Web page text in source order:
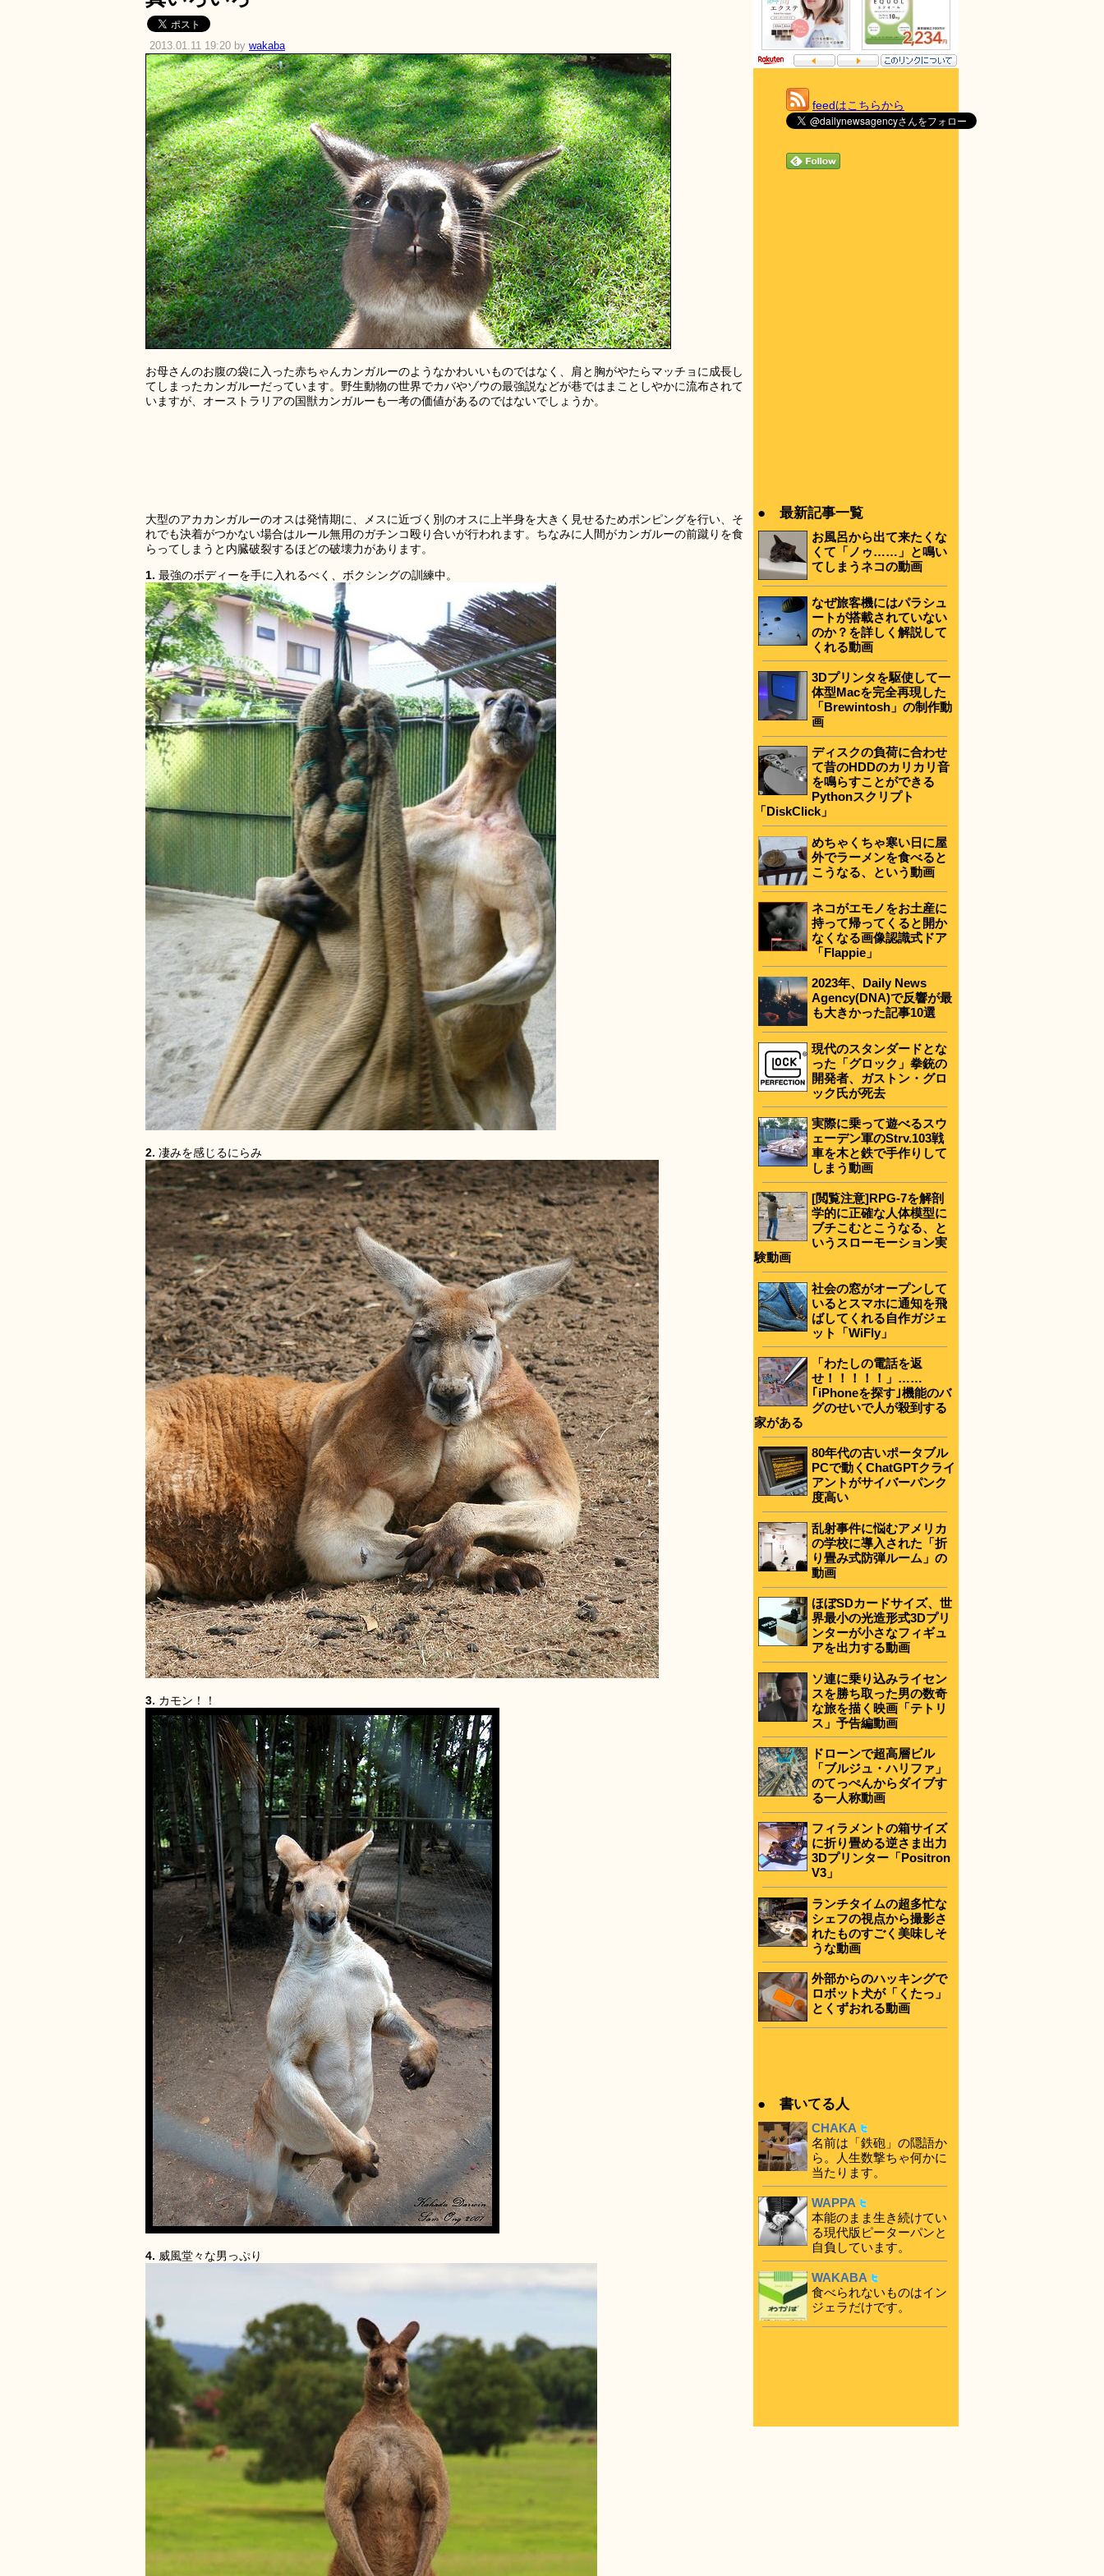
2013.01.11 19:20 by wakaba
お母さんのお腹の袋に入った赤ちゃんカンガルーのようなかわいいものではなく、肩と胸がやたらマッチョに成長し
てしまったカンガルーだっています。野生動物の世界でカバやゾウの最強説などが巷ではまことしやかに流布されて
いますが、オーストラリアの国獣カンガルーも一考の価値があるのではないでしょうか。
大型のアカカンガルーのオスは発情期に、メスに近づく別のオスに上半身を大きく見せるためポンピングを行い、そ
れでも決着がつかない場合はルール無用のガチンコ殴り合いが行われます。ちなみに人間がカンガルーの前蹴りを食
らってしまうと内臓破裂するほどの破壊力があります。
1. 最強のボディーを手に入れるべく、ボクシングの訓練中。
2. 凄みを感じるにらみ
3. カモン！！
4. 威風堂々な男っぷり
feedはこちらから
● 最新記事一覧
お風呂から出て来たくな
くて「ノゥ……」と鳴い
てしまうネコの動画
なぜ旅客機にはパラシュ
ートが搭載されていない
のか？を詳しく解説して
くれる動画
3Dプリンタを駆使して一
体型Macを完全再現した
「Brewintosh」の制作動
画
ディスクの負荷に合わせ
て昔のHDDのカリカリ音
を鳴らすことができる
Pythonスクリプト
「DiskClick」
めちゃくちゃ寒い日に屋
外でラーメンを食べると
こうなる、という動画
ネコがエモノをお土産に
持って帰ってくると開か
なくなる画像認識式ドア
「Flappie」
2023年、Daily News
Agency(DNA)で反響が最
も大きかった記事10選
現代のスタンダードとな
った「グロック」拳銃の
開発者、ガストン・グロ
ック氏が死去
実際に乗って遊べるスウ
ェーデン軍のStrv.103戦
車を木と鉄で手作りして
しまう動画
[閲覧注意]RPG-7を解剖
学的に正確な人体模型に
ブチこむとこうなる、と
いうスローモーション実
験動画
社会の窓がオープンして
いるとスマホに通知を飛
ばしてくれる自作ガジェ
ット「WiFly」
「わたしの電話を返
せ！！！！！」……
｢iPhoneを探す｣機能のバ
グのせいで人が殺到する
家がある
80年代の古いポータブル
PCで動くChatGPTクライ
アントがサイバーパンク
度高い
乱射事件に悩むアメリカ
の学校に導入された「折
り畳み式防弾ルーム」の
動画
ほぼSDカードサイズ、世
界最小の光造形式3Dプリ
ンターが小さなフィギュ
アを出力する動画
ソ連に乗り込みライセン
スを勝ち取った男の数奇
な旅を描く映画「テトリ
ス」予告編動画
ドローンで超高層ビル
「ブルジュ・ハリファ」
のてっぺんからダイブす
る一人称動画
フィラメントの箱サイズ
に折り畳める逆さま出力
3Dプリンター「Positron
V3」
ランチタイムの超多忙な
シェフの視点から撮影さ
れたものすごく美味しそ
うな動画
外部からのハッキングで
ロボット犬が「くたっ」
とくずおれる動画
● 書いてる人
CHAKA
名前は「鉄砲」の隠語か
ら。人生数撃ちゃ何かに
当たります。
WAPPA
本能のまま生き続けてい
る現代版ピーターパンと
自負しています。
WAKABA
食べられないものはイン
ジェラだけです。